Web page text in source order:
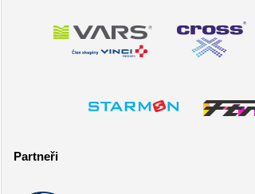
Partneři